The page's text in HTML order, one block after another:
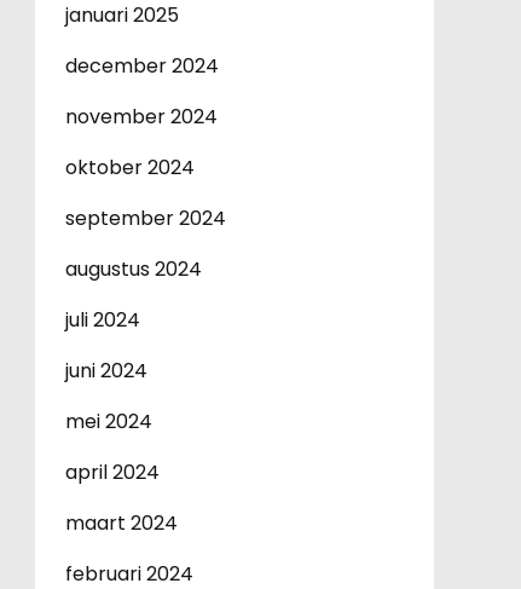
januari 2025
december 2024
november 2024
oktober 2024
september 2024
augustus 2024
juli 2024
juni 2024
mei 2024
april 2024
maart 2024
februari 2024